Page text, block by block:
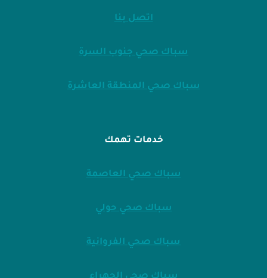
اتصل بنا
سباك صحي جنوب السرة
سباك صحي المنطقة العاشرة
خدمات تهمك
سباك صحي العاصمة
سباك صحي حولي
سباك صحي الفروانية